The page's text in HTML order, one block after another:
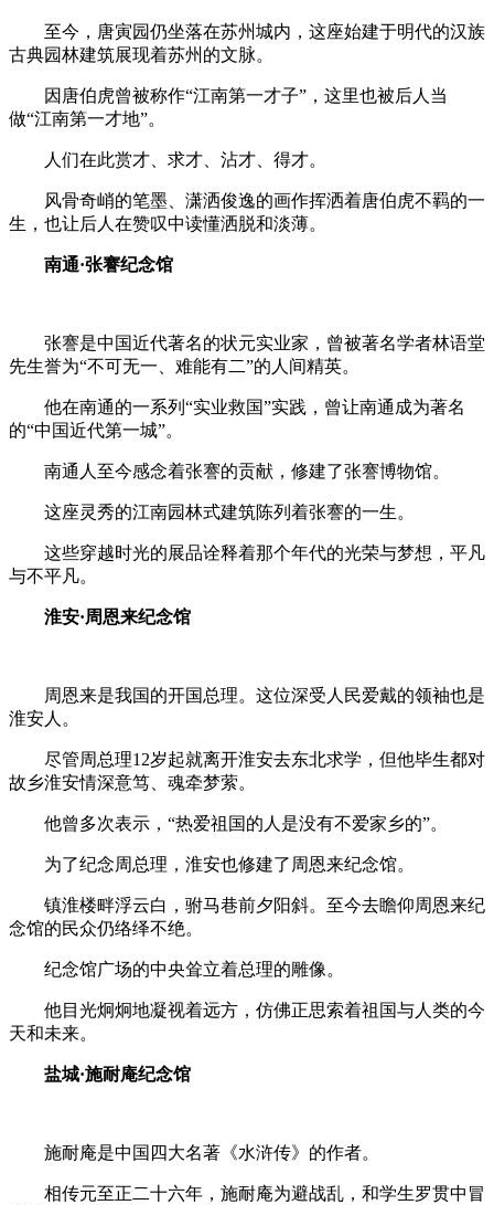
至今，唐寅园仍坐落在苏州城内，这座始建于明代的汉族
古典园林建筑展现着苏州的文脉。
因唐伯虎曾被称作“江南第一才子”，这里也被后人当
做“江南第一才地”。
人们在此赏才、求才、沾才、得才。
风骨奇峭的笔墨、潇洒俊逸的画作挥洒着唐伯虎不羁的一
生，也让后人在赞叹中读懂洒脱和淡薄。
南通·张謇纪念馆
张謇是中国近代著名的状元实业家，曾被著名学者林语堂
先生誉为“不可无一、难能有二”的人间精英。
他在南通的一系列“实业救国”实践，曾让南通成为著名
的“中国近代第一城”。
南通人至今感念着张謇的贡献，修建了张謇博物馆。
这座灵秀的江南园林式建筑陈列着张謇的一生。
这些穿越时光的展品诠释着那个年代的光荣与梦想，平凡
与不平凡。
淮安·周恩来纪念馆
周恩来是我国的开国总理。这位深受人民爱戴的领袖也是
淮安人。
尽管周总理12岁起就离开淮安去东北求学，但他毕生都对
故乡淮安情深意笃、魂牵梦萦。
他曾多次表示，“热爱祖国的人是没有不爱家乡的”。
为了纪念周总理，淮安也修建了周恩来纪念馆。
镇淮楼畔浮云白，驸马巷前夕阳斜。至今去瞻仰周恩来纪
念馆的民众仍络绎不绝。
纪念馆广场的中央耸立着总理的雕像。
他目光炯炯地凝视着远方，仿佛正思索着祖国与人类的今
天和未来。
盐城·施耐庵纪念馆
施耐庵是中国四大名著《水浒传》的作者。
相传元至正二十六年，施耐庵为避战乱，和学生罗贯中冒